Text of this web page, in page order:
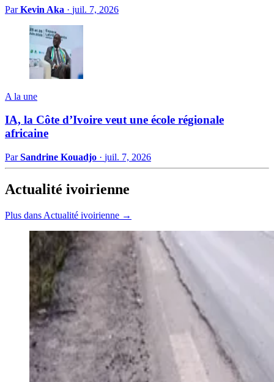
ParKevin Aka · juil. 7, 2026
A la une
IA, la Côte d’Ivoire veut une école régionale
africaine
ParSandrine Kouadjo · juil. 7, 2026
Actualité ivoirienne
Plus dans Actualité ivoirienne →